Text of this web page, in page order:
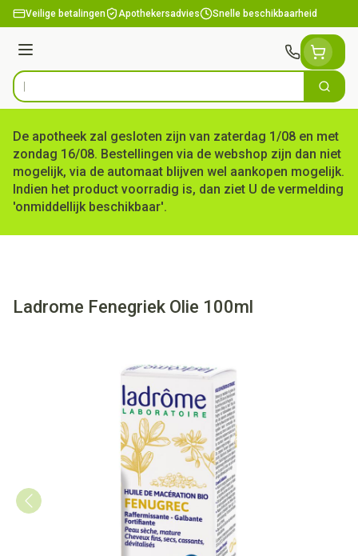
Ga naar de inhoud
Veilige betalingen Apothekersadvies Snelle beschikbaarheid
Menu
Product, merk, categorie... Zoek
De apotheek zal gesloten zijn van zaterdag 1/08 en met
zondag 16/08. Bestellingen via de webshop zijn dan niet
mogelijk, via de automaat blijven wel aankopen mogelijk.
Indien het product voorradig is, dan ziet U de vermelding
'onmiddellijk beschikbaar'.
Ladrome Fenegriek Olie 100ml